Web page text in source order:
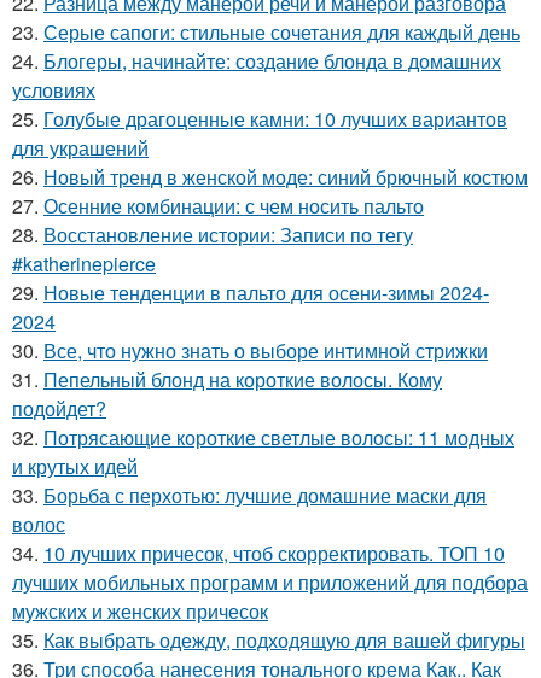
23. Серые сапоги: стильные сочетания для каждый день
24. Блогеры, начинайте: создание блонда в домашних
условиях
25. Голубые драгоценные камни: 10 лучших вариантов
для украшений
26. Новый тренд в женской моде: синий брючный костюм
27. Осенние комбинации: с чем носить пальто
28. Восстановление истории: Записи по тегу
#katherinepierce
29. Новые тенденции в пальто для осени-зимы 2024-
2024
30. Все, что нужно знать о выборе интимной стрижки
31. Пепельный блонд на короткие волосы. Кому
подойдет?
32. Потрясающие короткие светлые волосы: 11 модных
и крутых идей
33. Борьба с перхотью: лучшие домашние маски для
волос
34. 10 лучших причесок, чтоб скорректировать. ТОП 10
лучших мобильных программ и приложений для подбора
мужских и женских причесок
35. Как выбрать одежду, подходящую для вашей фигуры
36. Три способа нанесения тонального крема Как.. Как